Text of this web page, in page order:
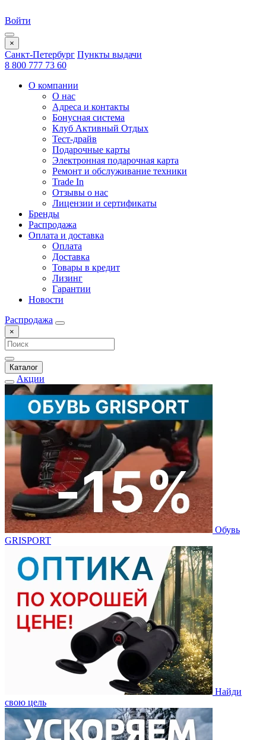
Войти
×
Санкт-Петербург Пункты выдачи
8 800 777 73 60
О компании
О нас
Адреса и контакты
Бонусная система
Клуб Активный Отдых
Тест-драйв
Подарочные карты
Электронная подарочная карта
Ремонт и обслуживание техники
Trade In
Отзывы о нас
Лицензии и сертификаты
Бренды
Распродажа
Оплата и доставка
Оплата
Доставка
Товары в кредит
Лизинг
Гарантии
Новости
Распродажа
×
Каталог
Акции
Обувь
GRISPORT
Найди
свою цель